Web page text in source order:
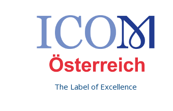
The Label of Excellence